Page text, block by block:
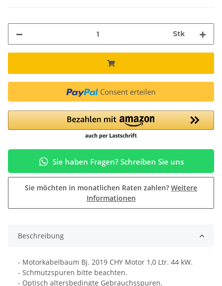
Stk
Consent erteilen
Sie haben Fragen? Schreiben Sie uns
Sie möchten in monatlichen Raten zahlen? Weitere
Informationen
Beschreibung
- Motorkabelbaum Bj. 2019 CHY Motor 1,0 Ltr. 44 kW.
- Schmutzspuren bitte beachten.
- Optisch altersbedingte Gebrauchsspuren.